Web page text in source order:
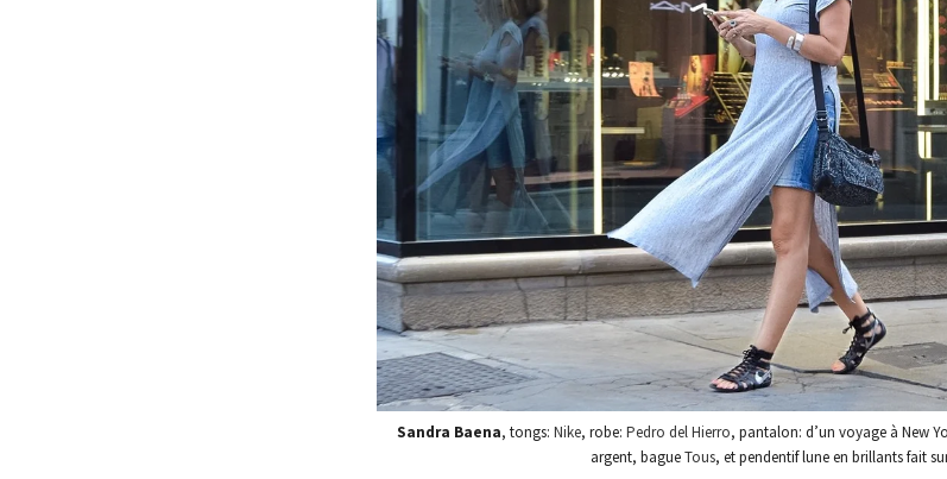
​Sandra Baena, tongs: Nike, robe: Pedro del Hierro, pantalon: d’un voyage à New
argent, bagueTous, et pendentif lune en brillants fait